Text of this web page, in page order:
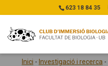
623 18 84 35
Inici - Investigació i recerca -